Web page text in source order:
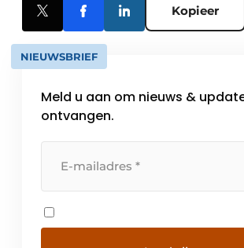
Kopieer
NIEUWSBRIEF
Meld u aan om nieuws &
ontvangen.